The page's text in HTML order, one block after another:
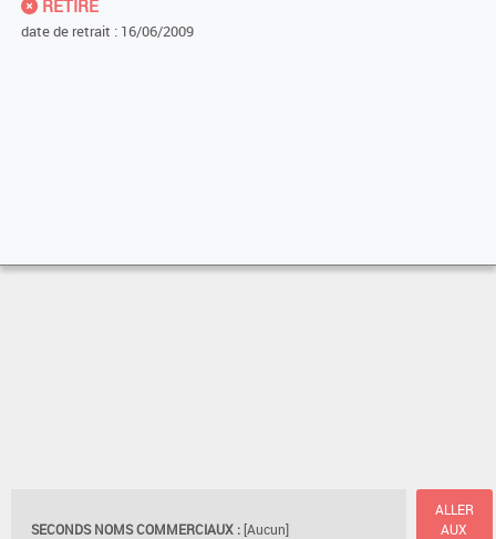
RETIRÉ
date de retrait : 16/06/2009
SECONDS NOMS COMMERCIAUX : [Aucun]
ALLER
AUX